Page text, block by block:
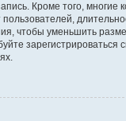
Кроме того, многие
чтобы уменьшить
зарегистрироваться